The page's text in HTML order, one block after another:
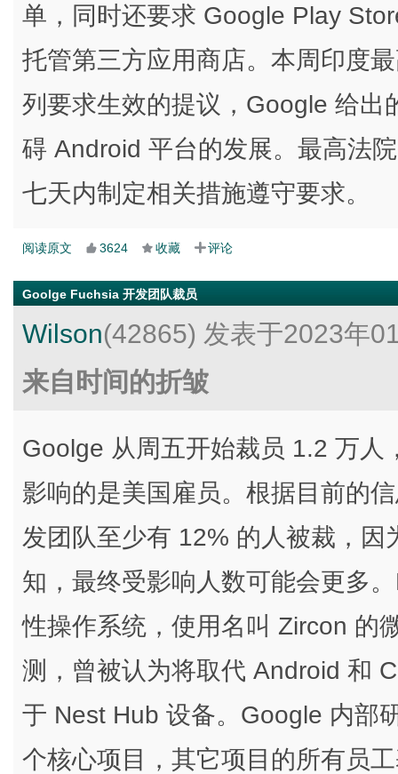
单，同时还要求 Google Play
托管第三方应用商店。本周印度
列要求生效的提议，Google 给出
碍 Android 平台的发展。最高法
七天内制定相关措施遵守要求。
阅读原文 3624 收藏 评论
Goolge Fuchsia 开发团队裁员
Wilson(42865) 发表于2023年
来自时间的折皱
Goolge 从周五开始裁员 1.2 万人
影响的是美国雇员。根据目前的
发团队至少有 12% 的人被裁，
知，最终受影响人数可能会更多
性操作系统，使用名叫 Zircon 的
测，曾被认为将取代 Android 和
于 Nest Hub 设备。Google 内部
个核心项目，其它项目的所有员